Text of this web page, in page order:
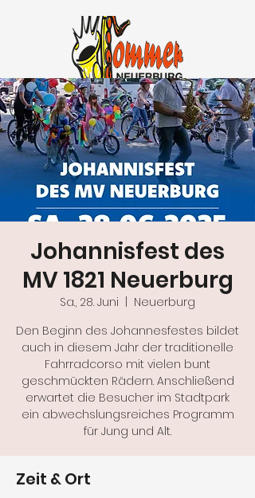
Johannisfest des
MV 1821 Neuerburg
Sa., 28. Juni
Neuerburg
Den Beginn des Johannesfestes bildet
auch in diesem Jahr der traditionelle
Fahrradcorso mit vielen bunt
geschmückten Rädern. Anschließend
erwartet die Besucher im Stadtpark
ein abwechslungsreiches Programm
für Jung und Alt.
Zeit & Ort